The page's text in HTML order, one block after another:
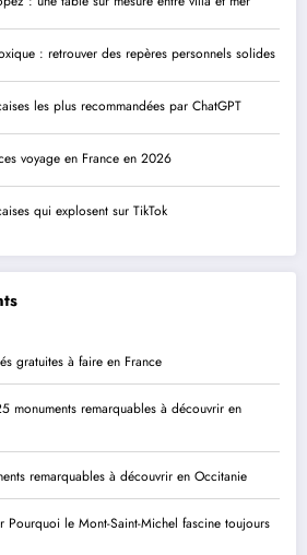
: retrouver des repères personnels solides
les plus recommandées par ChatGPT
voyage en France en 2026
qui explosent sur TikTok
gratuites à faire en France
monuments remarquables à découvrir en
remarquables à découvrir en Occitanie
Pourquoi le Mont-Saint-Michel fascine toujours